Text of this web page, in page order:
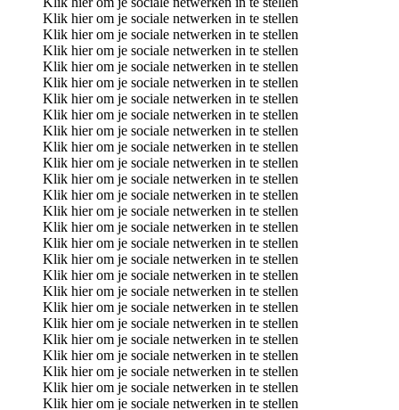
Klik hier om je sociale netwerken in te stellen
Klik hier om je sociale netwerken in te stellen
Klik hier om je sociale netwerken in te stellen
Klik hier om je sociale netwerken in te stellen
Klik hier om je sociale netwerken in te stellen
Klik hier om je sociale netwerken in te stellen
Klik hier om je sociale netwerken in te stellen
Klik hier om je sociale netwerken in te stellen
Klik hier om je sociale netwerken in te stellen
Klik hier om je sociale netwerken in te stellen
Klik hier om je sociale netwerken in te stellen
Klik hier om je sociale netwerken in te stellen
Klik hier om je sociale netwerken in te stellen
Klik hier om je sociale netwerken in te stellen
Klik hier om je sociale netwerken in te stellen
Klik hier om je sociale netwerken in te stellen
Klik hier om je sociale netwerken in te stellen
Klik hier om je sociale netwerken in te stellen
Klik hier om je sociale netwerken in te stellen
Klik hier om je sociale netwerken in te stellen
Klik hier om je sociale netwerken in te stellen
Klik hier om je sociale netwerken in te stellen
Klik hier om je sociale netwerken in te stellen
Klik hier om je sociale netwerken in te stellen
Klik hier om je sociale netwerken in te stellen